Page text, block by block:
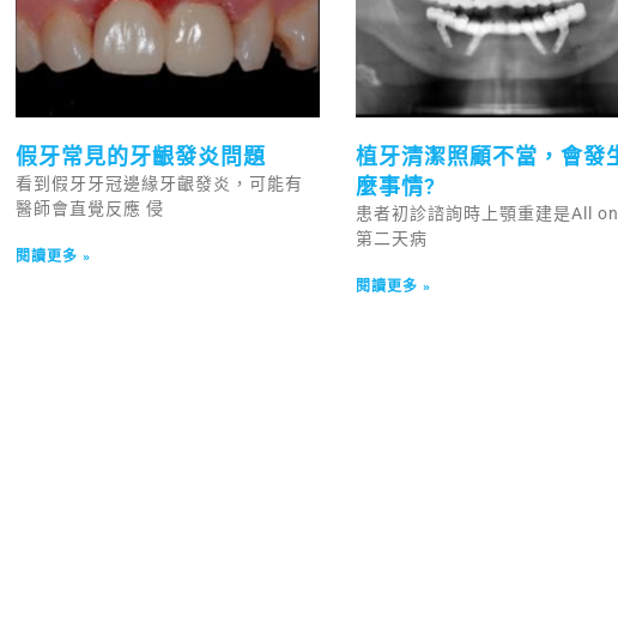
假牙常見的牙齦發炎問題
看到假牙牙冠邊緣牙齦發炎，可能有
醫師會直覺反應 侵
閱讀更多 »
植牙清潔照顧不當，會發
麼事情?
患者初診諮詢時上顎重建是All on
第二天病
閱讀更多 »